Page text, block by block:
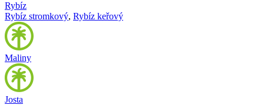
Rybíz
Rybíz stromkový, Rybíz keřový
Maliny
Josta